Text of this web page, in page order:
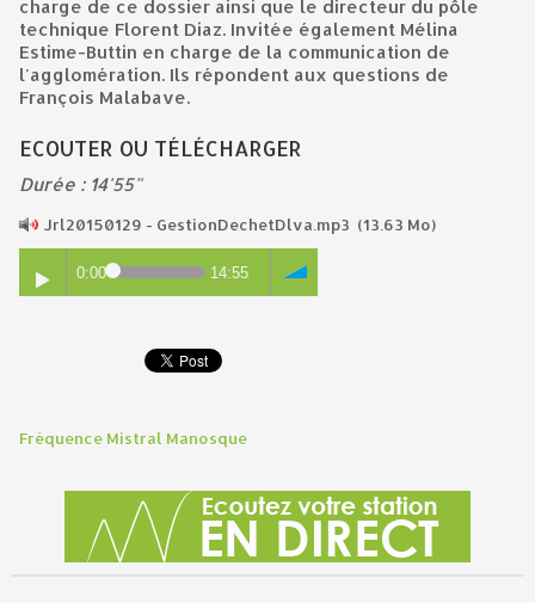
charge de ce dossier ainsi que le directeur du pôle
technique Florent Diaz. Invitée également Mélina
Estime-Buttin en charge de la communication de
l'agglomération. Ils répondent aux questions de
François Malabave.
ECOUTER OU TÉLÉCHARGER
Durée : 14'55"
Jrl20150129 - GestionDechetDlva.mp3 (13.63 Mo)
0:00 14:55
Fréquence Mistral Manosque